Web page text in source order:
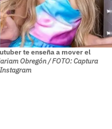
te enseña a mover el
Obregón / FOTO: Captura